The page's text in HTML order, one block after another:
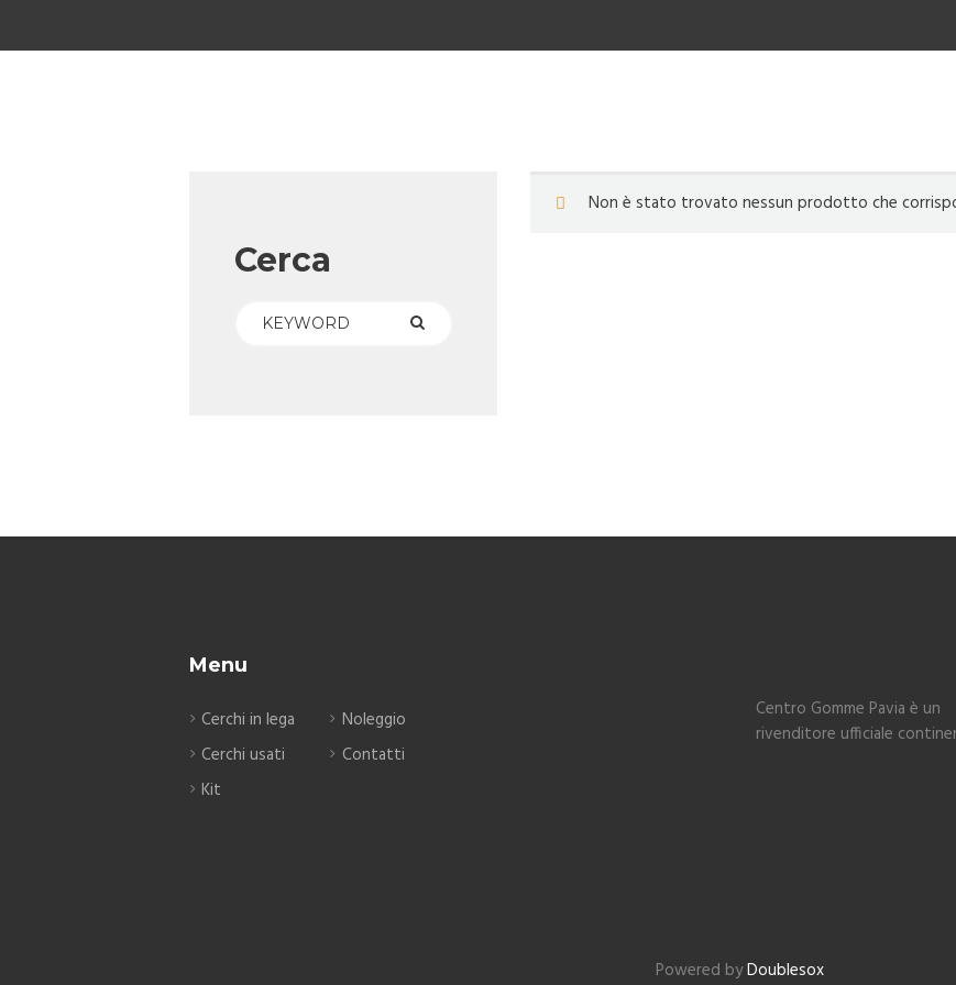
Non è stato trovato nessun prodotto che
Cerca
Menu
Cerchi in lega
Cerchi usati
Kit
Noleggio
Contatti
Centro Gomme Pavia è un
rivenditore ufficiale
Powered byDoublesox